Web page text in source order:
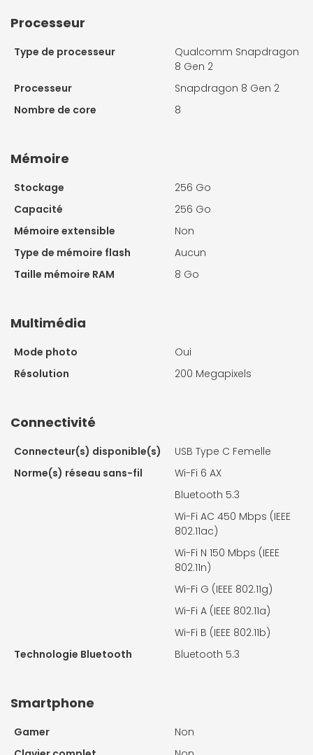
Processeur
Type de processeur
Qualcomm Snapdragon
8 Gen 2
Processeur
Snapdragon 8 Gen 2
Nombre de core
8
Mémoire
Stockage
256 Go
Capacité
256 Go
Mémoire extensible
Non
Type de mémoire flash
Aucun
Taille mémoire RAM
8 Go
Multimédia
Mode photo
Oui
Résolution
200 Megapixels
Connectivité
Connecteur(s) disponible(s)
USB Type C Femelle
Norme(s) réseau sans-fil
Wi-Fi 6 AX
Bluetooth 5.3
Wi-Fi AC 450 Mbps (IEEE
802.11ac)
Wi-Fi N 150 Mbps (IEEE
802.11n)
Wi-Fi G (IEEE 802.11g)
Wi-Fi A (IEEE 802.11a)
Wi-Fi B (IEEE 802.11b)
Technologie Bluetooth
Bluetooth 5.3
Smartphone
Gamer
Non